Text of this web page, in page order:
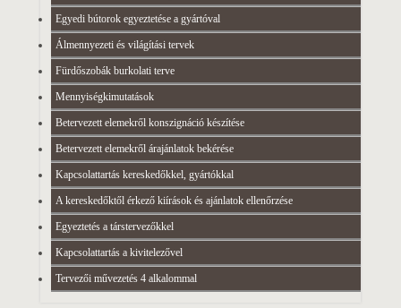
Egyedi bútorok egyeztetése a gyártóval
Álmennyezeti és világítási tervek
Fürdőszobák burkolati terve
Mennyiségkimutatások
Betervezett elemekről konszignáció készítése
Betervezett elemekről árajánlatok bekérése
Kapcsolattartás kereskedőkkel, gyártókkal
A kereskedőktől érkező kiírások és ajánlatok ellenőrzése
Egyeztetés a társtervezőkkel
Kapcsolattartás a kivitelezővel
Tervezői művezetés 4 alkalommal